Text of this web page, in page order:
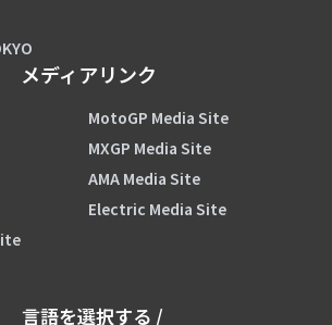
メディアリンク
MotoGP Media Site
MXGP Media Site
AMA Media Site
Electric Media Site
言語を選択する /